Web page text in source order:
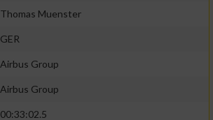
Thomas Muenster
GER
Airbus Group
Airbus Group
00:33:02.5